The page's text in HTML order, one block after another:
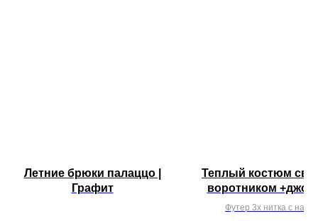
Летние брюки палаццо |
Графит
Теплый костюм
воротником
Серый жемчуг
Футер 3х нитка с